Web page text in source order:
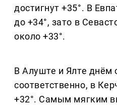
достигнут +35°. В
до +34°, зато в
около +33°.
В Алуште и Ялте днём
соответственно, в
+32°. Самым мягким